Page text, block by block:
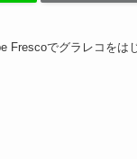
Frescoでグラレコをは